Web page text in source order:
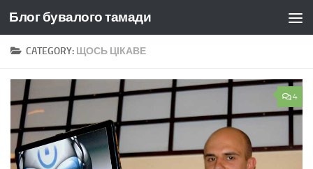
Skip to content
Блог бувалого тамади
CATEGORY: ЩОСЬ ЦІКАВЕ
4